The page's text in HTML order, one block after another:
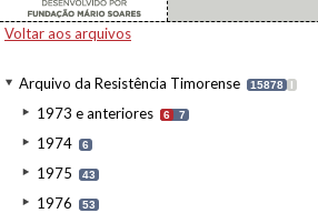
Voltar aos arquivos
Arquivo da Resistência Timorense 15878 I
1973 e anteriores 6 7
1974 6
1975 43
1976 53